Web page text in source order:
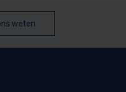
weten